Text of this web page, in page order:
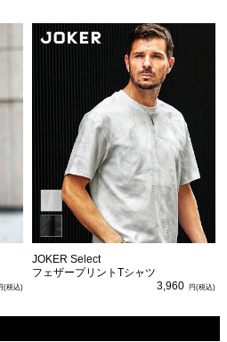
JOKER Select
フェザープリントTシャツ
3,960